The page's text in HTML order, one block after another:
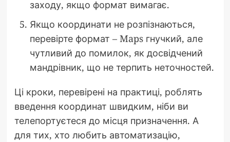
заходу, якщо формат вимагає.
Якщо координати не розпізнаються,
перевірте формат – Maps гнучкий, але
чутливий до помилок, як досвідчений
мандрівник, що не терпить неточностей.
Ці кроки, перевірені на практиці, роблять
введення координат швидким, ніби ви
телепортуєтеся до місця призначення. А
для тих, хто любить автоматизацію,